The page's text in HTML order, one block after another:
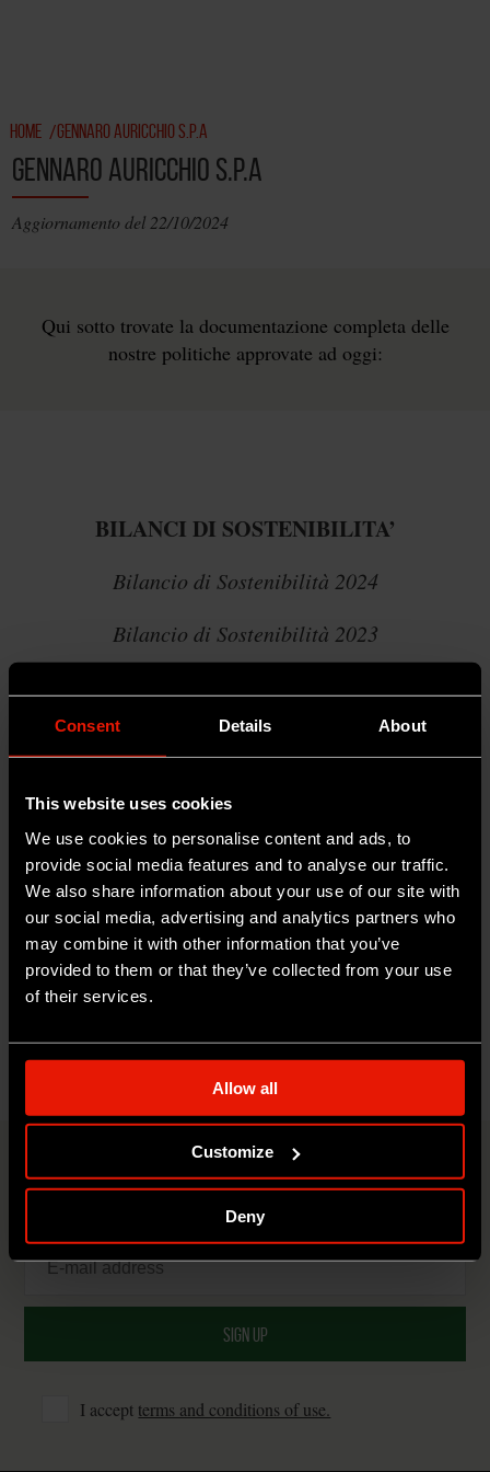
Consent Details About
This website uses cookies
We use cookies to personalise content and ads, to
provide social media features and to analyse our traffic.
We also share information about your use of our site with
our social media, advertising and analytics partners who
may combine it with other information that you’ve
provided to them or that they’ve collected from your use
of their services.
Allow all
Customize
Deny
HOME /GENNARO AURICCHIO S.P.A
GENNARO AURICCHIO S.P.A
Aggiornamento del 22/10/2024
Qui sotto trovate la documentazione completa delle
nostre politiche approvate ad oggi:
BILANCI DI SOSTENIBILITA’
Bilancio di Sostenibilità 2024
Bilancio di Sostenibilità 2023
Politica Anticorruzione
Politica per la Responsabilità ESG
Politica per la sostenibilità
Politica per la Sicurezza Informazioni
Codice Condotta fornitori
Politica Whistleblowing
KEEP UPDATED
Fill your email address to stay updated on Auricchio news.
I accept terms and conditions of use.